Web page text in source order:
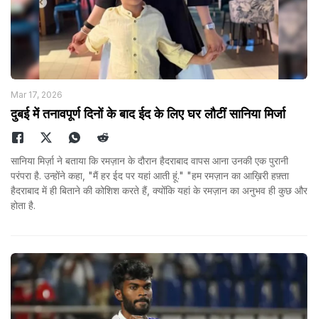
Mar 17, 2026
दुबई में तनावपूर्ण दिनों के बाद ईद के लिए घर लौटीं सानिया मिर्जा
सानिया मिर्ज़ा ने बताया कि रमज़ान के दौरान हैदराबाद वापस आना उनकी एक पुरानी
परंपरा है. उन्होंने कहा, "मैं हर ईद पर यहां आती हूं." "हम रमज़ान का आख़िरी हफ़्ता
हैदराबाद में ही बिताने की कोशिश करते हैं, क्योंकि यहां के रमज़ान का अनुभव ही कुछ और
होता है.